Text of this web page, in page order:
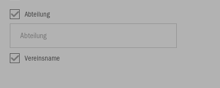
Abteilung
Vereinsname